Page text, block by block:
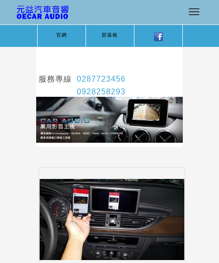
官網 部落格
服務專線
0287723456
0928258293